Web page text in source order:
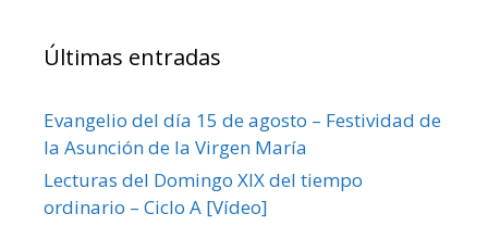
Últimas entradas
Evangelio del día 15 de agosto – Festividad de
la Asunción de la Virgen María
Lecturas del Domingo XIX del tiempo
ordinario – Ciclo A [Vídeo]